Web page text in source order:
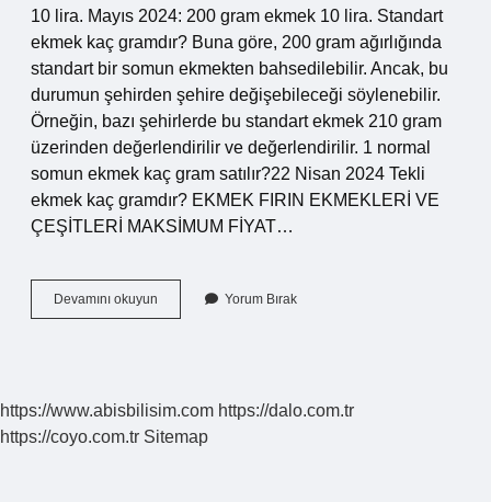
10 lira. Mayıs 2024: 200 gram ekmek 10 lira. Standart
ekmek kaç gramdır? Buna göre, 200 gram ağırlığında
standart bir somun ekmekten bahsedilebilir. Ancak, bu
durumun şehirden şehire değişebileceği söylenebilir.
Örneğin, bazı şehirlerde bu standart ekmek 210 gram
üzerinden değerlendirilir ve değerlendirilir. 1 normal
somun ekmek kaç gram satılır?22 Nisan 2024 Tekli
ekmek kaç gramdır? EKMEK FIRIN EKMEKLERİ VE
ÇEŞİTLERİ MAKSİMUM FİYAT…
Devamını okuyun
Normal
Yorum Bırak
https://www.abisbilisim.com https://dalo.com.tr
https://coyo.com.tr Sitemap